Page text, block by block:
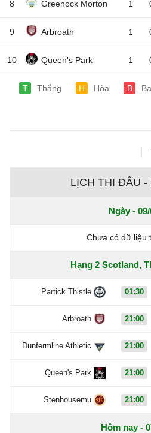
8 Greenock Morton 1
9 Arbroath 1
10 Queen's Park 1
T Thắng H Hòa B
LỊCH THI ĐẤU -
Ngày -
Chưa có dữ liệu
Hạng 2 Scotland,
Partick Thistle 01:30
Arbroath 21:00
Dunfermline Athletic 21:00
Queen's Park 21:00
Stenhousemu 21:00
Hôm nay -